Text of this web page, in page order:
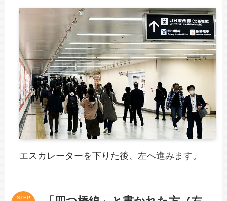
エスカレーターを下りた後、左へ進みます。
STEP